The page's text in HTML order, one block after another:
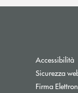
Accessibilità
Sicurezza
Firma